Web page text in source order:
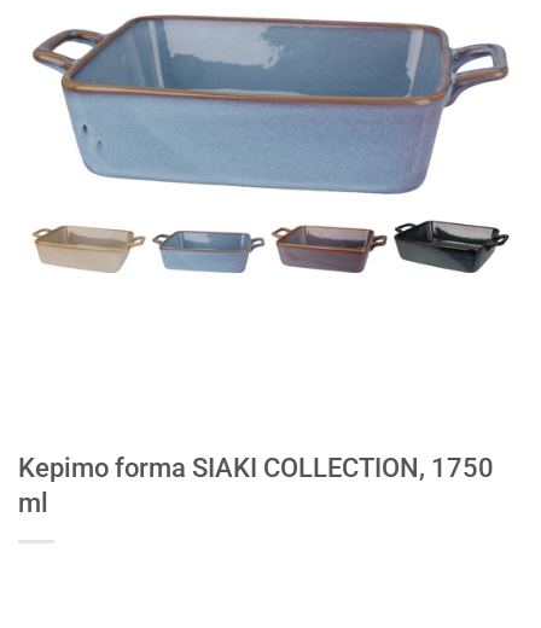
Kepimo forma SIAKI COLLECTION, 1750
ml